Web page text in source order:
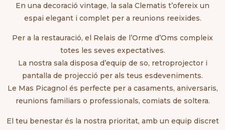
En una decoració vintage, la sala Clematis t’ofereix un
espai elegant i complet per a reunions reeixides.
Per a la restauració, el Relais de l’Orme d’Oms compleix
totes les seves expectatives.
La nostra sala disposa d’equip de so, retroprojector i
pantalla de projecció per als teus esdeveniments.
Le Mas Picagnol és perfecte per a casaments, aniversaris,
reunions familiars o professionals, comiats de soltera.
El teu benestar és la nostra prioritat, amb un equip discret